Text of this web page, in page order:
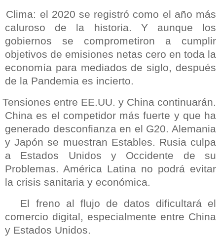
Clima: el 2020 se registró como el año más
caluroso de la historia. Y aunque los
gobiernos se comprometiron a cumplir
objetivos de emisiones netas cero en toda la
economía para mediados de siglo, después
de la Pandemia es incierto.
Tensiones entre EE.UU. y China continuarán.
China es el competidor más fuerte y que ha
generado desconfianza en el G20. Alemania
y Japón se muestran Estables. Rusia culpa
a Estados Unidos y Occidente de su
Problemas. América Latina no podrá evitar
la crisis sanitaria y económica.
El freno al flujo de datos dificultará el
comercio digital, especialmente entre China
y Estados Unidos.